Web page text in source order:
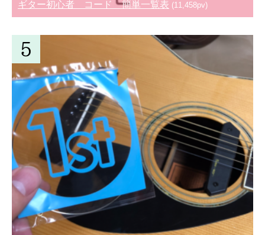
ギター初心者 コード 簡単一覧表 (11,458pv)